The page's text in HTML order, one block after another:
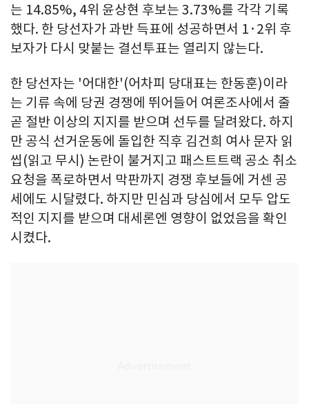
는 14.85%, 4위 윤상현 후보는 3.73%를 각각 기록
했다. 한 당선자가 과반 득표에 성공하면서 1·2위 후
보자가 다시 맞붙는 결선투표는 열리지 않는다.
한 당선자는 '어대한'(어차피 당대표는 한동훈)이라
는 기류 속에 당권 경쟁에 뛰어들어 여론조사에서 줄
곧 절반 이상의 지지를 받으며 선두를 달려왔다. 하지
만 공식 선거운동에 돌입한 직후 김건희 여사 문자 읽
씹(읽고 무시) 논란이 불거지고 패스트트랙 공소 취소
요청을 폭로하면서 막판까지 경쟁 후보들에 거센 공
세에도 시달렸다. 하지만 민심과 당심에서 모두 압도
적인 지지를 받으며 대세론엔 영향이 없었음을 확인
시켰다.